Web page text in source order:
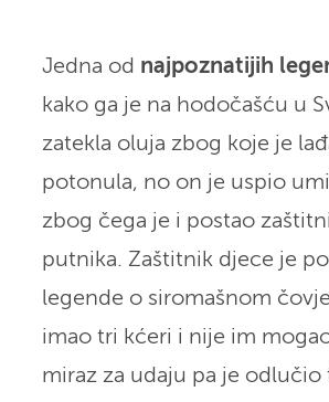
Jedna od najpoznatijih
kako ga je na hodočašću u
zatekla oluja zbog koje je
potonula, no on je uspio
zbog čega je i postao
putnika. Zaštitnik djece je
legende o siromašnom
imao tri kćeri i nije im
miraz za udaju pa je odlučio